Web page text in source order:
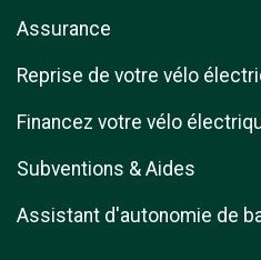
Assurance
Reprise de votre vélo
Financez votre vélo
Subventions & Aides
Assistant d'autonomie de